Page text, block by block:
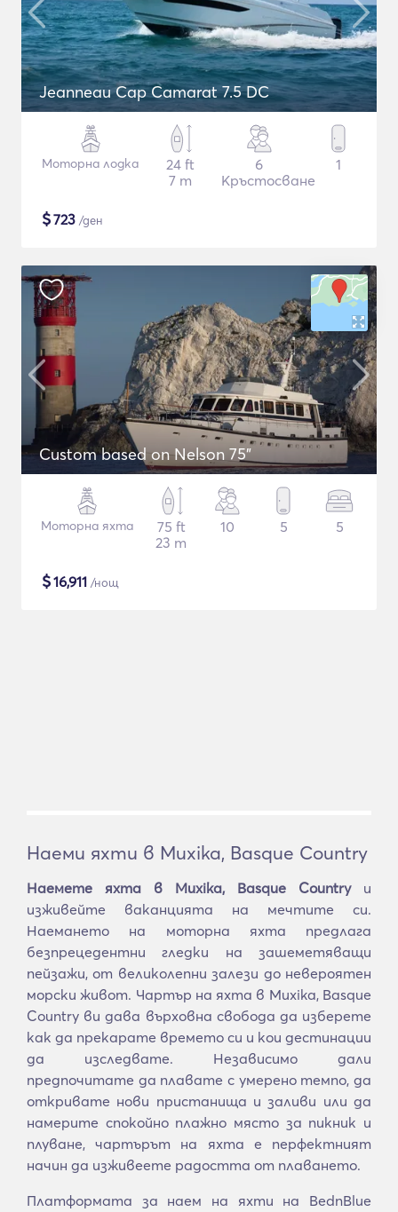
Jeanneau Cap Camarat 7.5 DC
Моторна лодка
24 ft
7 m
6
Кръстосване
1
$723 /ден
Custom based on Nelson 75"
Моторна яхта
75 ft
23 m
10 5 5
$16,911 /нощ
Наеми яхти в Muxika, Basque Country
Наемете яхта в Muxika, Basque Countryи
изживейте ваканцията на мечтите си.
Наемането на моторна яхта предлага
безпрецедентни гледки на зашеметяващи
пейзажи, от великолепни залези до невероятен
морски живот. Чартър на яхта в Muxika, Basque
Country ви дава върховна свобода да изберете
как да прекарате времето си и кои дестинации
да изследвате. Независимо дали
предпочитате да плавате с умерено темпо, да
откривате нови пристанища и заливи или да
намерите спокойно плажно място за пикник и
плуване, чартърът на яхта е перфектният
начин да изживеете радостта от плаването.
Платформата за наем на яхти на BednBlue